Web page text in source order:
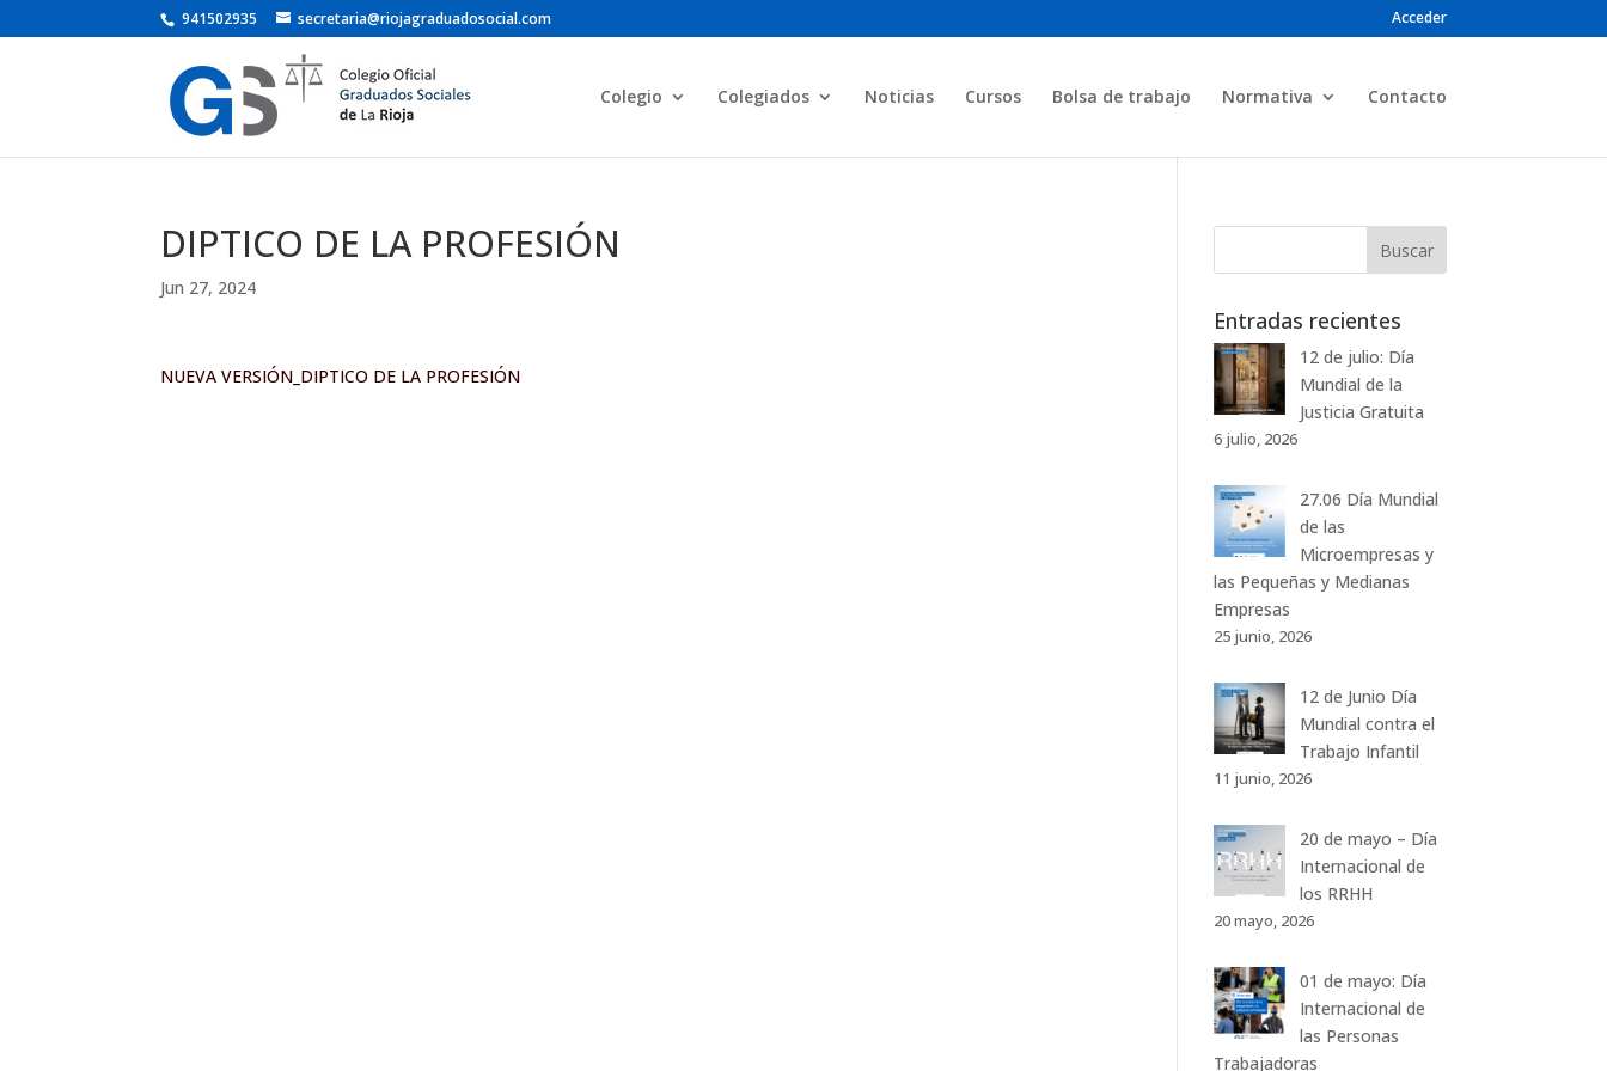
941502935 secretaria@riojagraduadosocial.com Acceder
Colegio Colegiados Noticias Cursos Bolsa de trabajo Normativa Contacto
DIPTICO DE LA PROFESIÓN
Jun 27, 2024
NUEVA VERSIÓN_DIPTICO DE LA PROFESIÓN
Entradas recientes
12 de julio: Día
Mundial de la
Justicia Gratuita
6 julio, 2026
27.06 Día Mundial
de las
Microempresas y
las Pequeñas y Medianas
Empresas
25 junio, 2026
12 de Junio Día
Mundial contra el
Trabajo Infantil
11 junio, 2026
20 de mayo – Día
Internacional de
los RRHH
20 mayo, 2026
01 de mayo: Día
Internacional de
las Personas
Trabajadoras